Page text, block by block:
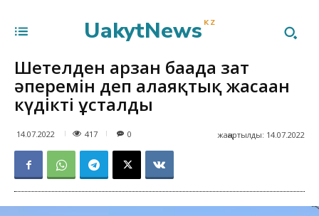
UakytNews KZ
Шетелден арзан бағада зат
әперемін деп алаяқтық жасаған
күдікті ұсталды
14.07.2022 417 жаңартылды: 14.07.2022
0